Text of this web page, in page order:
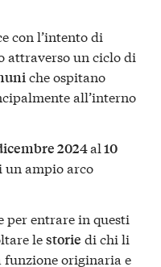
con l’intento di
attraverso un ciclo di
che ospitano
all’interno
2024al10
ampio arco
per entrare in questi
lestorie di chi li
originaria e